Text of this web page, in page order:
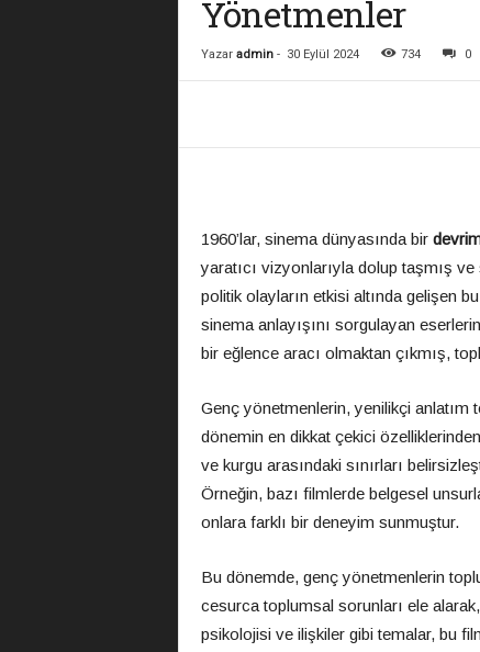
Yönetmenler
Yazar admin- 30 Eylül 2024 734 0
1960’lar, sinema dünyasında bir
yaratıcı vizyonlarıyla dolup taşmış ve
politik olayların etkisi altında gelişen
sinema anlayışını sorgulayan
bir eğlence aracı olmaktan çıkmış,
Genç yönetmenlerin, yenilikçi anlatım
dönemin en dikkat çekici
ve kurgu arasındaki sınırları
Örneğin, bazı filmlerde belgesel
onlara farklı bir deneyim sunmuştur.
Bu dönemde, genç yönetmenlerin
cesurca toplumsal sorunları ele
psikolojisi ve ilişkiler gibi temalar, bu